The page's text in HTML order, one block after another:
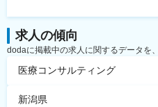
求人の傾向
dodaに掲載中の求人に関するデータを
医療コンサルティング
新潟県